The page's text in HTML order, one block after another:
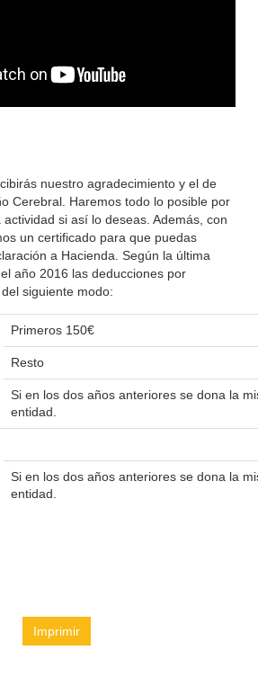
nuestro agradecimiento y el de
Cerebral. Haremos todo lo posible por
si así lo deseas. Además, con
un certificado para que puedas
a Hacienda. Según la última
año 2016 las deducciones por
siguiente modo:
Primeros 150€
Resto
Si en los dos años anteriores se dona la
entidad.
Si en los dos años anteriores se dona la
entidad.
Imprimir